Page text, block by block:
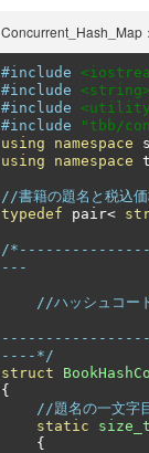
Concurrent_Hash_Map
#include
#include
<string>
#include
#include
"tbb/
using
namespace
using
namespace
//書籍の題名と税込
typedef pair<
/
---
----*/
struct
{
//題名の一文字
static
size_t
{